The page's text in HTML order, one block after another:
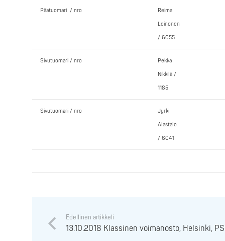
Päätuomari / nro Reima
Leinonen
/ 6055
Sivutuomari / nro Pekka
Nikkilä /
1185
Sivutuomari / nro Jyrki
Alastalo
/ 6041
Edellinen artikkeli
13.10.2018 Klassinen voimanosto, Helsinki,